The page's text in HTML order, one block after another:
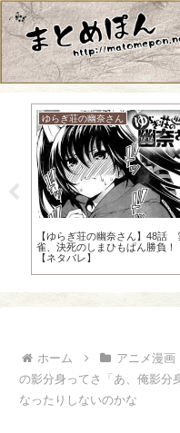
ゆらぎ荘の幽奈さん
【ゆらぎ荘の幽奈さん】48話
雀、決死のしまひもぱん勝負！
【ネタバレ】
ホーム アニメ漫画
の影分身ってさ「あ、俺影分
なったりしないのかな